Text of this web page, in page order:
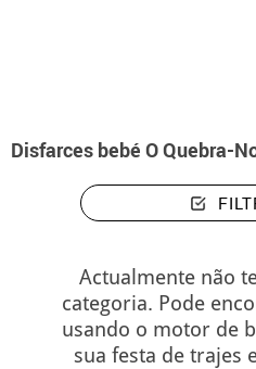
Disfarces bebé O Quebra-
Actualmente não
categoria. Pode
usando o motor de
sua festa de trajes